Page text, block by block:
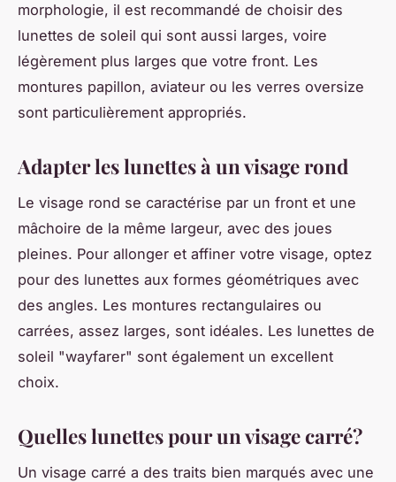
morphologie, il est recommandé de choisir des
lunettes de soleil qui sont aussi larges, voire
légèrement plus larges que votre front. Les
montures papillon, aviateur ou les verres oversize
sont particulièrement appropriés.
Adapter les lunettes à un visage rond
Le visage rond se caractérise par un front et une
mâchoire de la même largeur, avec des joues
pleines. Pour allonger et affiner votre visage, optez
pour des lunettes aux formes géométriques avec
des angles. Les montures rectangulaires ou
carrées, assez larges, sont idéales. Les lunettes de
soleil "wayfarer" sont également un excellent
choix.
Quelles lunettes pour un visage carré?
Un visage carré a des traits bien marqués avec une